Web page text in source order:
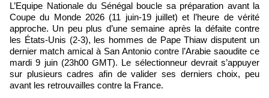
L’Equipe Nationale du Sénégal boucle sa préparation avant la
Coupe du Monde 2026 (11 juin-19 juillet) et l’heure de vérité
approche. Un peu plus d’une semaine après la défaite contre
les États-Unis (2-3), les hommes de Pape Thiaw disputent un
dernier match amical à San Antonio contre l’Arabie saoudite ce
mardi 9 juin (23h00 GMT). Le sélectionneur devrait s’appuyer
sur plusieurs cadres afin de valider ses derniers choix, peu
avant les retrouvailles contre la France.